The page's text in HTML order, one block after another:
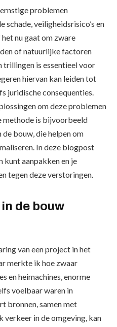
problemen
veiligheidsrisico’s en
nu gaat om zware
of natuurlijke factoren
trillingen is essentieel voor
hiervan kan leiden tot
juridische consequenties.
om deze problemen
methode is bijvoorbeeld
bouw, die helpen om
In deze blogpost
kunt aanpakken en je
tegen deze verstoringen.
de bouw
van een project in het
merkte ik hoe zwaar
en heimachines, enorme
voelbaar waren in
bronnen, samen met
verkeer in de omgeving, kan